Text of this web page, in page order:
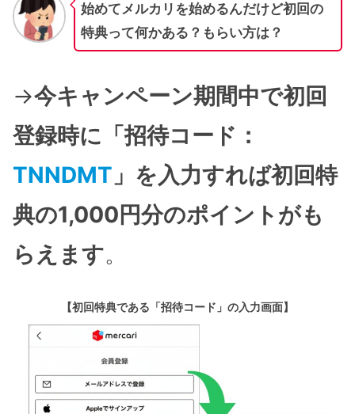
始めてメルカリを始めるんだけど初回の
特典って何かある？もらい方は？
→今キャンペーン期間中で初回
登録時に「招待コード：
TNNDMT 」を入力すれば初回特
典の1,000円分のポイントがも
らえます。
【初回特典である「招待コード」の入力画面】